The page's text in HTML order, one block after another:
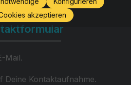
Mail.
Deine Kontaktaufnahme.
akzeptieren